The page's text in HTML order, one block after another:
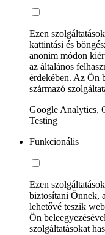
Ezen
kattintási és
anonim módon
az általános
érdekében. Az Ön
származó
Google Analytics,
Testing
Funkcionális
Ezen
biztosítani Önnek,
lehetővé teszik
Ön
szolgáltatásokat